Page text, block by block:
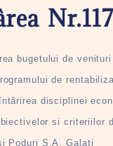
bugetului de
de
disciplinei
si criteriilor
Poduri S.A. Galati